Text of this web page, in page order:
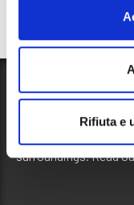
Rifiuta e
News, events and
surroundings. Read